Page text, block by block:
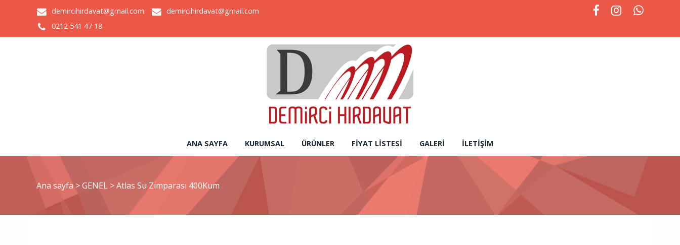
demircihirdavat@gmail.com
demircihirdavat@gmail.com
0212 541 47 18
ANA SAYFA KURUMSAL ÜRÜNLER FIYAT LISTESI GALERI İLETIŞIM
Ana sayfa >GENEL >Atlas Su Zımparası 400Kum